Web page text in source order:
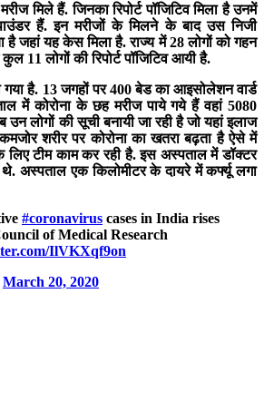
मिले हैं. जिनका रिपोर्ट पॉजिटिव मिला है उनमें
हैं. इन मरीजों के मिलने के बाद उस निजी
जहां यह केस मिला है. राज्य में 28 लोगों को गहन
11 लोगों की रिपोर्ट पॉजिटिव आयी है.
गया है. 13 जगहों पर 400 बेड का आइसोलेशन वार्ड
में कोरोना के छह मरीज पाये गये हैं वहां 5080
लोगों की सूची बनायी जा रही है जो यहां इलाज
शरीर पर कोरोना का खतरा बढ़ता है ऐसे में
टीम काम कर रही है. इस अस्पताल में डॉक्टर
थे. अस्पताल एक किलोमीटर के दायरे में कर्फ्यू लगा
#coronavirus cases in India rises
of Medical Research
IlVKXqf9on
March 20, 2020